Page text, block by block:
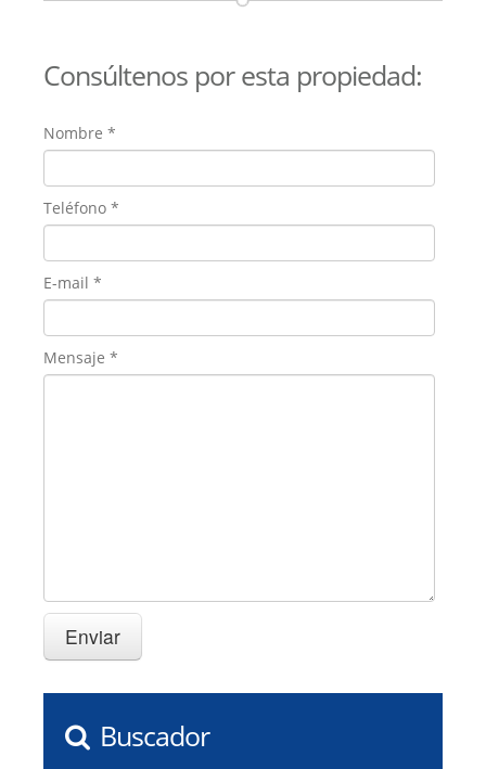
Consúltenos por esta propiedad:
Nombre *
Teléfono *
E-mail *
Mensaje *
Buscador